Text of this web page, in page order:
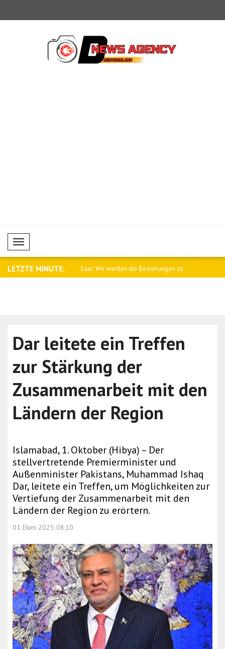
Mobil Menü
LETZTE MINUTE:
Baqaei an Saar: Wir werden die Beziehungen zu
Dar leitete ein Treffen
zur Stärkung der
Zusammenarbeit mit den
Ländern der Region
Islamabad, 1. Oktober (Hibya) – Der
stellvertretende Premierminister und
Außenminister Pakistans, Muhammad Ishaq
Dar, leitete ein Treffen, um Möglichkeiten zur
Vertiefung der Zusammenarbeit mit den
Ländern der Region zu erörtern.
01 Ekim 2025 08:10